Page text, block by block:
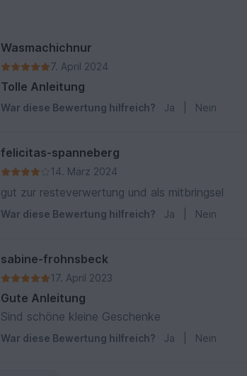
Wasmachichnur
7. April 2024
Tolle Anleitung
War diese Bewertung hilfreich? Ja Nein
felicitas-spanneberg
14. März 2024
gut zur resteverwertung und als mitbringsel
War diese Bewertung hilfreich? Ja Nein
sabine-frohnsbeck
17. April 2023
Gute Anleitung
Sind schöne kleine Geschenke
War diese Bewertung hilfreich? Ja Nein